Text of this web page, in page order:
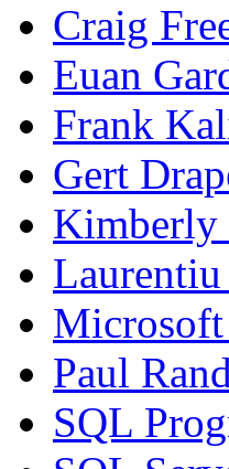
Craig
Euan
Frank
Gert
Kimberly
Microsoft
Paul
SQL